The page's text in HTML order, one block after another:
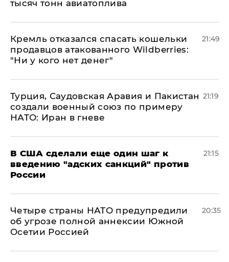
тысяч тонн авиатоплива
Кремль отказался спасать кошельки
продавцов атакованного Wildberries:
"Ни у кого нет денег"
21:49
Турция, Саудовская Аравия и Пакистан
создали военный союз по примеру
НАТО: Иран в гневе
21:19
В США сделали еще один шаг к
введению "адских санкций" против
России
21:15
Четыре страны НАТО предупредили
об угрозе полной аннексии Южной
Осетии Россией
20:35